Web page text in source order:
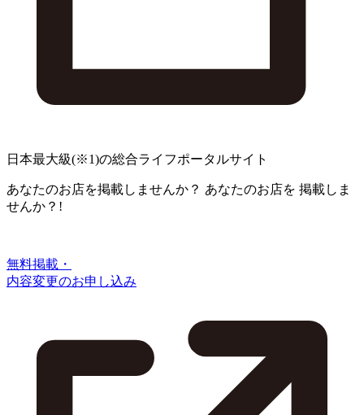
日本最大級(※1)の総合ライフポータルサイト
あなたのお店を掲載しませんか？ あなたのお店を 掲載しま
せんか？!
無料掲載・
内容変更のお申し込み